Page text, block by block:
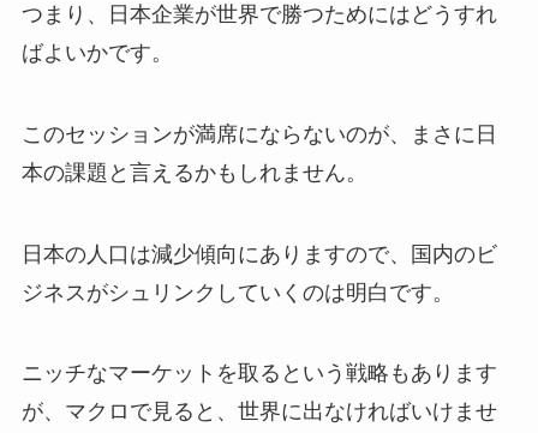
つまり、日本企業が世界で勝つためにはどうすれ
ばよいかです。
このセッションが満席にならないのが、まさに日
本の課題と言えるかもしれません。
日本の人口は減少傾向にありますので、国内のビ
ジネスがシュリンクしていくのは明白です。
ニッチなマーケットを取るという戦略もあります
が、マクロで見ると、世界に出なければいけませ